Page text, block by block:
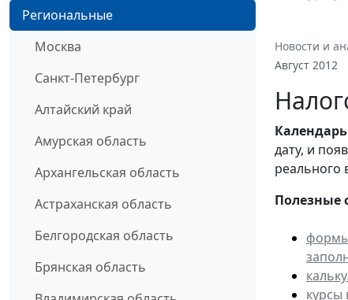
Региональные
Москва
Санкт-Петербург
Алтайский край
Амурская область
Архангельская область
Астраханская область
Белгородская область
Брянская область
Новости и
Август 2012
Календарь
дату, и
реального
Полезные
курсы